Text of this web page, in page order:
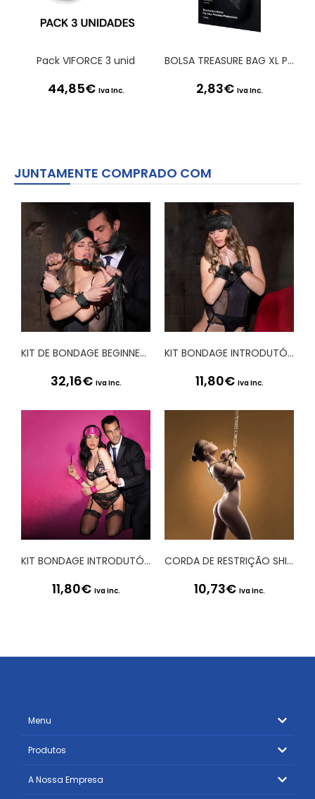
Pack VIFORCE 3 unid
44,85€ Iva Inc.
BOLSA TREASURE BAG XL PRETA SATISFYER
2,83€ Iva Inc.
JUNTAMENTE COMPRADO COM
KIT DE BONDAGE BEGINNERS BONDAGE KIT OUCH! PRETO
32,16€ Iva Inc.
KIT BONDAGE INTRODUTÓRIO 7 PRETO OUCH!
11,80€ Iva Inc.
KIT BONDAGE INTRODUTÓRIO 2 ROSA OUCH!
11,80€ Iva Inc.
CORDA DE RESTRIÇÃO SHIBARI 5 METROS
10,73€ Iva Inc.
Menu
Produtos
A Nossa Empresa